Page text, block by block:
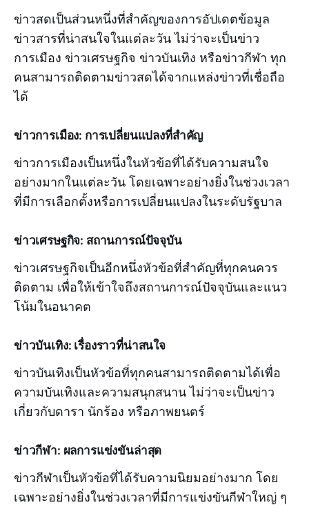
ข่าวสดเป็นส่วนหนึ่งที่สำคัญของการอัปเดตข้อมูล
ข่าวสารที่น่าสนใจในแต่ละวัน ไม่ว่าจะเป็นข่าว
การเมือง ข่าวเศรษฐกิจ ข่าวบันเทิง หรือข่าวกีฬา ทุก
คนสามารถติดตามข่าวสดได้จากแหล่งข่าวที่เชื่อถือ
ได้
ข่าวการเมือง: การเปลี่ยนแปลงที่สำคัญ
ข่าวการเมืองเป็นหนึ่งในหัวข้อที่ได้รับความสนใจ
อย่างมากในแต่ละวัน โดยเฉพาะอย่างยิ่งในช่วงเวลา
ที่มีการเลือกตั้งหรือการเปลี่ยนแปลงในระดับรัฐบาล
ข่าวเศรษฐกิจ: สถานการณ์ปัจจุบัน
ข่าวเศรษฐกิจเป็นอีกหนึ่งหัวข้อที่สำคัญที่ทุกคนควร
ติดตาม เพื่อให้เข้าใจถึงสถานการณ์ปัจจุบันและแนว
โน้มในอนาคต
ข่าวบันเทิง: เรื่องราวที่น่าสนใจ
ข่าวบันเทิงเป็นหัวข้อที่ทุกคนสามารถติดตามได้เพื่อ
ความบันเทิงและความสนุกสนาน ไม่ว่าจะเป็นข่าว
เกี่ยวกับดารา นักร้อง หรือภาพยนตร์
ข่าวกีฬา: ผลการแข่งขันล่าสุด
ข่าวกีฬาเป็นหัวข้อที่ได้รับความนิยมอย่างมาก โดย
เฉพาะอย่างยิ่งในช่วงเวลาที่มีการแข่งขันกีฬาใหญ่ ๆ